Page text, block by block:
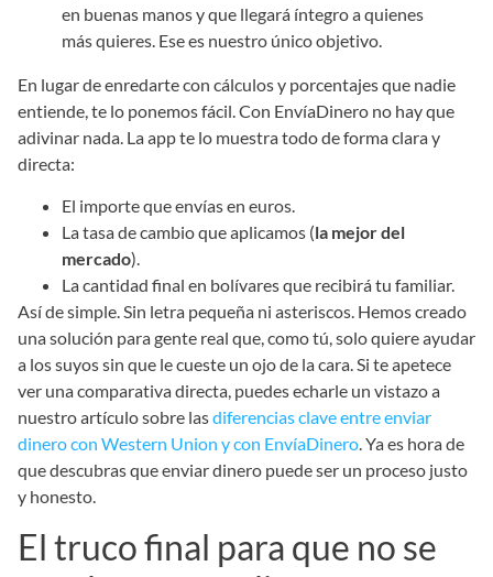
en buenas manos y que llegará íntegro a quienes
más quieres. Ese es nuestro único objetivo.
En lugar de enredarte con cálculos y porcentajes que nadie
entiende, te lo ponemos fácil. Con EnvíaDinero no hay que
adivinar nada. La app te lo muestra todo de forma clara y
directa:
El importe que envías en euros.
La tasa de cambio que aplicamos (la mejor del
mercado).
La cantidad final en bolívares que recibirá tu familiar.
Así de simple. Sin letra pequeña ni asteriscos. Hemos creado
una solución para gente real que, como tú, solo quiere ayudar
a los suyos sin que le cueste un ojo de la cara. Si te apetece
ver una comparativa directa, puedes echarle un vistazo a
nuestro artículo sobre lasdiferencias clave entre enviar
dinero con Western Union y con EnvíaDinero. Ya es hora de
que descubras que enviar dinero puede ser un proceso justo
y honesto.
El truco final para que no se